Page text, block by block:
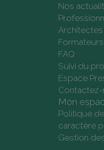
Nos
Architectes
FAQ
Suivi du
Espace
Contactez-
Mon
Politique
caractère
Gestion